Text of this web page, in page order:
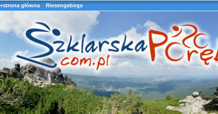
+strona główna Riesengebirge